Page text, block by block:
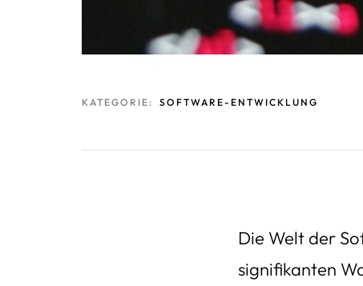
KATEGORIE: SOFTWARE-ENTWICKLUNG
Die Welt der
signifikanten